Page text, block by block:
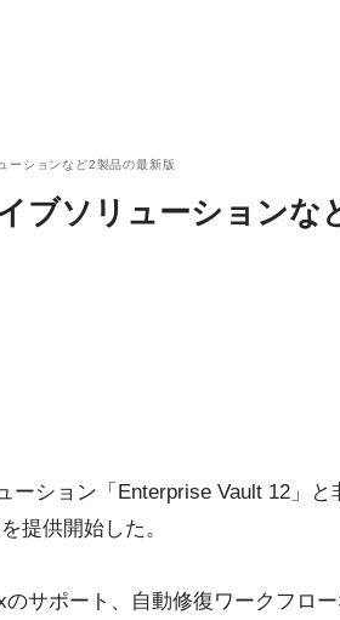
ーションなど2製品の最新版
ブソリューションな
ーション「Enterprise Vault 12」と
提供開始した。
サポート、自動修復ワークフロ